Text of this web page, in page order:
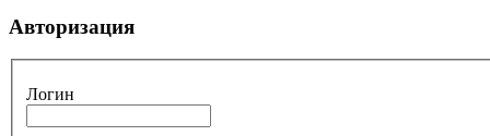
Авторизация
Логин